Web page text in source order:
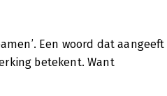
Een woord dat aangeeft
betekent. Want